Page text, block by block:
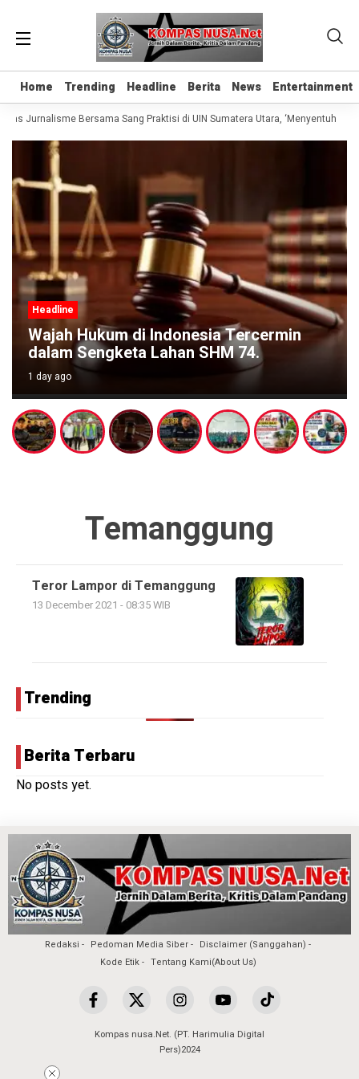
Home Trending Headline Berita News Entertainment
Home Trending Headline Berita News Entertainment
Jurnalisme Bersama Sang Praktisi di UIN Sumatera Utara, ‘Menyentuh Hati
Headline
Wajah Hukum di Indonesia Tercermin
dalam Sengketa Lahan SHM 74.
1 day ago
Temanggung
Teror Lampor di Temanggung
13 December 2021 - 08:35 WIB
Trending
Berita Terbaru
No posts yet.
Redaksi Pedoman Media Siber
Disclaimer (Sanggahan)
Kode Etik
Tentang Kami(About Us)
Kompas nusa.Net. (PT. Harimulia Digital
Pers)2024